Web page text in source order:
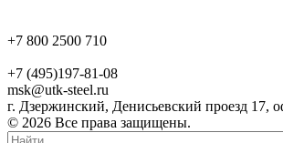
+7 800 2500 710
+7 (495)197-81-08
msk@utk-steel.ru
г. Дзержинский, Денисьевский проезд 17,
© 2026 Все права защищены.